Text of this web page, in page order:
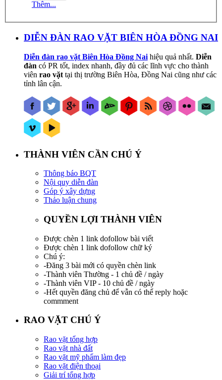
Thêm...
DIỄN ĐÀN RAO VẶT BIÊN HÒA ĐỒNG NAI
Diễn đàn rao vặt Biên Hòa Đồng Nai hiệu quả nhất. Diễn
đàn có PR tốt, index nhanh, đầy đủ các lĩnh vực cho thành
viên rao vặt tại thị trường Biên Hòa, Đồng Nai cũng như các
tỉnh lân cận.
THÀNH VIÊN CẦN CHÚ Ý
Thông báo BQT
Nội quy diễn đàn
Góp ý xây dựng
Thảo luận chung
QUYỀN LỢI THÀNH VIÊN
Được chèn 1 link dofollow bài viết
Được chèn 1 link dofollow chữ ký
Chú ý:
-Đăng 3 bài mới có quyền chèn link
-Thành viên Thường - 1 chủ đề / ngày
-Thành viên VIP - 10 chủ đề / ngày
-Hết quyền đăng chủ để vẫn có thể reply hoặc
commment
RAO VẶT CHÚ Ý
Rao vặt tổng hợp
Rao vặt nhà đất
Rao vặt mỹ phẩm làm đẹp
Rao vặt điện thoại
Giải trí tổng hợp